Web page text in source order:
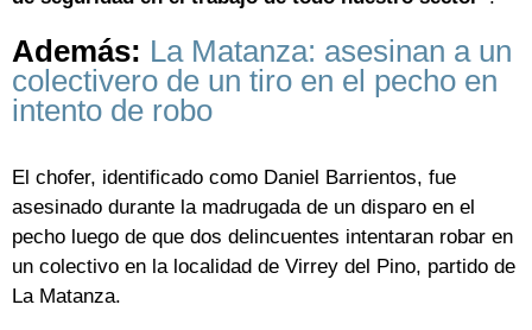
Además: La Matanza: asesinan a un
colectivero de un tiro en el pecho en
intento de robo
El chofer, identificado como Daniel Barrientos, fue
asesinado durante la madrugada de un disparo en el
pecho luego de que dos delincuentes intentaran robar en
un colectivo en la localidad de Virrey del Pino, partido de
La Matanza.